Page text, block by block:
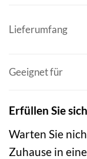
Lieferumfang
Geeignet für
Erfüllen Sie
Warten Sie
Zuhause in